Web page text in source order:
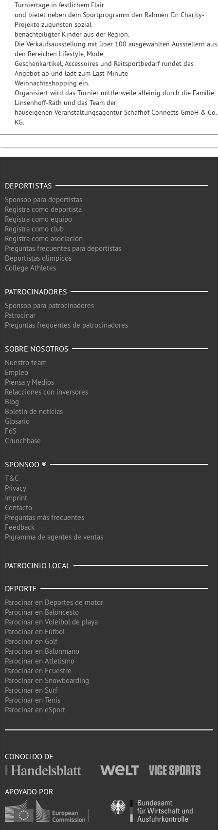
Turniertage in festlichem Flair
und bietet neben dem Sportprogramm den Rahmen für Charity-
Projekte zugunsten sozial
benachteiligter Kinder aus der Region.
Die Verkaufsausstellung mit über 100 ausgewählten Ausstellern aus
den Bereichen Lifestyle, Mode,
Geschenkartikel, Accessoires und Reitsportbedarf rundet das
Angebot ab und lädt zum Last-Minute-
Weihnachtsshopping ein.
Organisiert wird das Turnier mittlerweile alleinig durch die Familie
Linsenhoff-Rath und das Team der
hauseigenen Veranstaltungsagentur Schafhof Connects GmbH & Co.
KG.
DEPORTISTAS
Sponsoo para deportistas
Registra como deportista
Registra como equipo
Registra como club
Registra como asociación
Preguntas frecuentes para deportistas
Deportistas olimpicos
College Athletes
PATROCINADORES
Sponsoo para patrocinadores
Patrocinar
Preguntas frequentes de patrocinadores
SOBRE NOSOTROS
Nuestro team
Empleo
Prensa y Medios
Relacciones con inversores
Blog
Boletín de noticias
Glosario
F6S
Crunchbase
SPONSOO ®
T&C
Privacy
Imprint
Contacto
Preguntas más frecuentes
Feedback
Prgramma de agentes de ventas
PATROCINIO LOCAL
DEPORTE
Parocinar en Deportes de motor
Parocinar en Baloncesto
Parocinar en Voleibol de playa
Parocinar en Fútbol
Parocinar en Golf
Parocinar en Balonmano
Parocinar en Atletismo
Parocinar en Ecuestre
Parocinar en Snowboarding
Parocinar en Surf
Parocinar en Tenis
Parocinar en eSport
CONOCIDO DE
APOYADO POR